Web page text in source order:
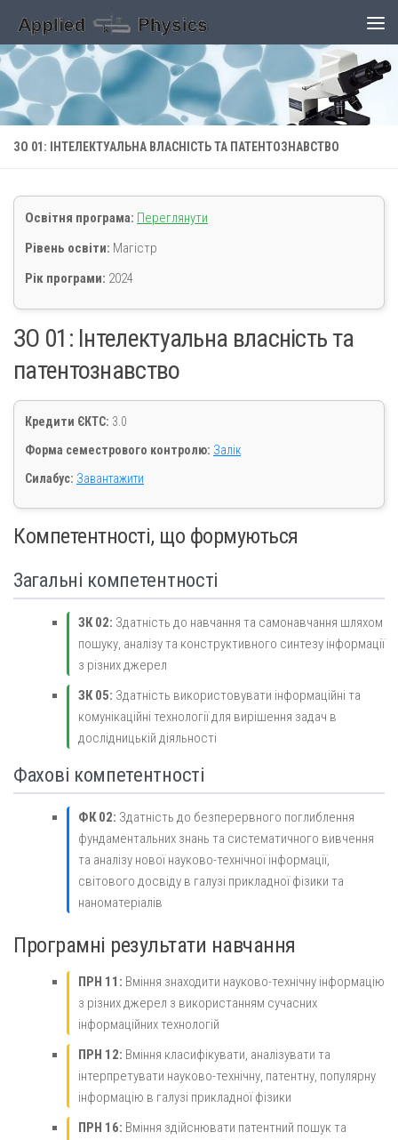
Skip to content
ЗО 01: ІНТЕЛЕКТУАЛЬНА ВЛАСНІСТЬ ТА ПАТЕНТОЗНАВСТВО
Освітня програма: Переглянути
Рівень освіти: Магістр
Рік програми: 2024
ЗО 01: Інтелектуальна власність та
патентознавство
Кредити ЄКТС: 3.0
Форма семестрового контролю: Залік
Силабус: Завантажити
Компетентності, що формуються
Загальні компетентності
ЗК 02: Здатність до навчання та самонавчання шляхом
пошуку, аналізу та конструктивного синтезу інформації
з різних джерел
ЗК 05: Здатність використовувати інформаційні та
комунікаційні технології для вирішення задач в
дослідницькій діяльності
Фахові компетентності
ФК 02: Здатність до безперервного поглиблення
фундаментальних знань та систематичного вивчення
та аналізу нової науково-технічної інформації,
світового досвіду в галузі прикладної фізики та
наноматеріалів
Програмні результати навчання
ПРН 11: Вміння знаходити науково-технічну інформацію
з різних джерел з використанням сучасних
інформаційних технологій
ПРН 12: Вміння класифікувати, аналізувати та
інтерпретувати науково-технічну, патентну, популярну
інформацію в галузі прикладної фізики
ПРН 16: Вміння здійснювати патентний пошук та